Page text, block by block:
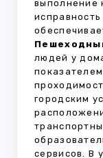
выполнение
людей у
городским
сервисов. В